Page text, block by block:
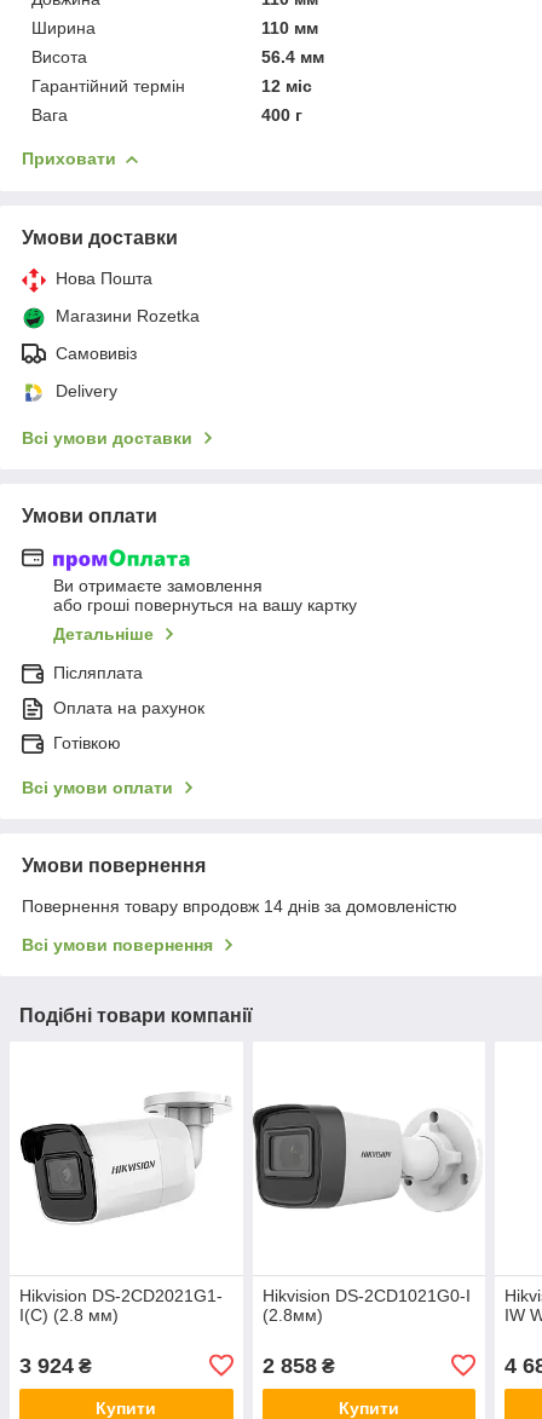
Ширина
110 мм
Висота
56.4 мм
Гарантійний термін
12 міс
Вага
400 г
Приховати
Умови доставки
Нова Пошта
Магазини Rozetka
Самовивіз
Delivery
Всі умови доставки
Умови оплати
Ви отримаєте замовлення
або гроші повернуться на вашу картку
Детальніше
Післяплата
Оплата на рахунок
Готівкою
Всі умови оплати
Умови повернення
Повернення товару впродовж 14 днів за домовленістю
Всі умови повернення
Подібні товари компанії
Hikvision DS-2CD2021G1-
I(C) (2.8 мм)
3 924 ₴
Купити
Hikvision DS-2CD1021G0-I
(2.8мм)
2 858₴
Купити
IW
4